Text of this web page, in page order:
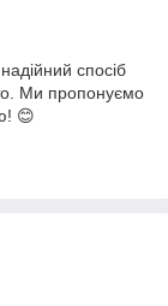
спосіб
Ми пропонуємо
😊